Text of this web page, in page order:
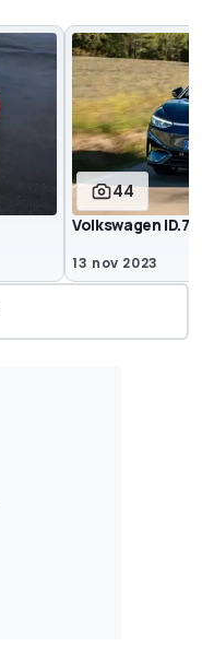
44
Volkswagen ID.7
13 nov 2023